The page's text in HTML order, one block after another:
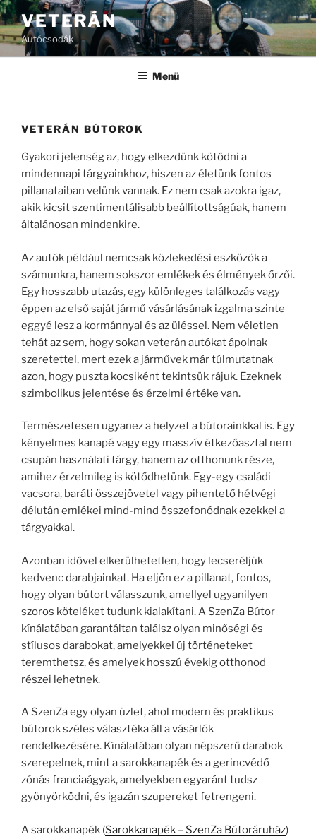
Tartalomhoz
VETERÁN
Autócsodák
Menü
VETERÁN BÚTOROK
Gyakori jelenség az, hogy elkezdünk kötődni a
mindennapi tárgyainkhoz, hiszen az életünk fontos
pillanataiban velünk vannak. Ez nem csak azokra igaz,
akik kicsit szentimentálisabb beállítottságúak, hanem
általánosan mindenkire.
Az autók például nemcsak közlekedési eszközök a
számunkra, hanem sokszor emlékek és élmények őrzői.
Egy hosszabb utazás, egy különleges találkozás vagy
éppen az első saját jármű vásárlásának izgalma szinte
eggyé lesz a kormánnyal és az üléssel. Nem véletlen
tehát az sem, hogy sokan veterán autókat ápolnak
szeretettel, mert ezek a járművek már túlmutatnak
azon, hogy puszta kocsiként tekintsük rájuk. Ezeknek
szimbolikus jelentése és érzelmi értéke van.
Természetesen ugyanez a helyzet a bútorainkkal is. Egy
kényelmes kanapé vagy egy masszív étkezőasztal nem
csupán használati tárgy, hanem az otthonunk része,
amihez érzelmileg is kötődhetünk. Egy-egy családi
vacsora, baráti összejövetel vagy pihentető hétvégi
délután emlékei mind-mind összefonódnak ezekkel a
tárgyakkal.
Azonban idővel elkerülhetetlen, hogy lecseréljük
kedvenc darabjainkat. Ha eljön ez a pillanat, fontos,
hogy olyan bútort válasszunk, amellyel ugyanilyen
szoros köteléket tudunk kialakítani. A SzenZa Bútor
kínálatában garantáltan találsz olyan minőségi és
stílusos darabokat, amelyekkel új történeteket
teremthetsz, és amelyek hosszú évekig otthonod
részei lehetnek.
A SzenZa egy olyan üzlet, ahol modern és praktikus
bútorok széles választéka áll a vásárlók
rendelkezésére. Kínálatában olyan népszerű darabok
szerepelnek, mint a sarokkanapék és a gerincvédő
zónás franciaágyak, amelyekben egyaránt tudsz
gyönyörködni, és igazán szupereket fetrengeni.
A sarokkanapék (Sarokkanapék – SzenZa Bútoráruház)